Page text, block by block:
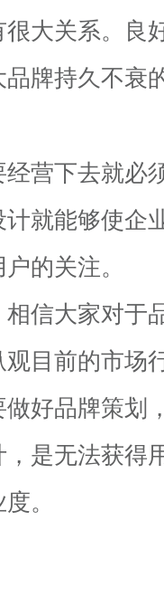
大关系。良
牌持久不衰
营下去就必
就能够使企
的关注。
信大家对于
目前的市场
好品牌策划
是无法获得
。